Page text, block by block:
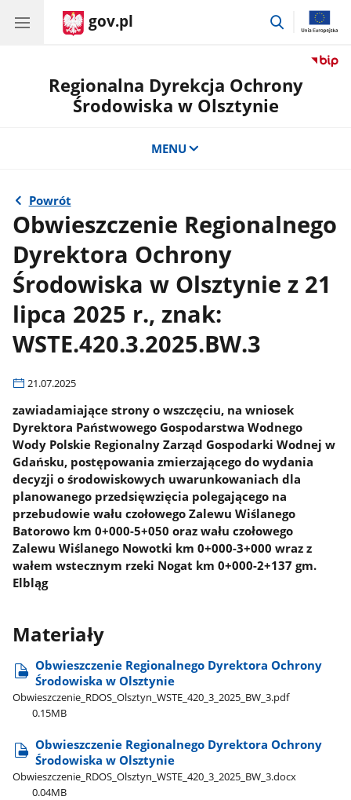
gov.pl
przejdź
Regionalna Dyrekcja Ochrony
Środowiska w Olsztynie
MENU
Powrót
Obwieszczenie Regionalnego
Dyrektora Ochrony
Środowiska w Olsztynie z 21
lipca 2025 r., znak:
WSTE.420.3.2025.BW.3
21.07.2025
zawiadamiające strony o wszczęciu, na wniosek
Dyrektora Państwowego Gospodarstwa Wodnego
Wody Polskie Regionalny Zarząd Gospodarki Wodnej w
Gdańsku, postępowania zmierzającego do wydania
decyzji o środowiskowych uwarunkowaniach dla
planowanego przedsięwzięcia polegającego na
przebudowie wału czołowego Zalewu Wiślanego
Batorowo km 0+000-5+050 oraz wału czołowego
Zalewu Wiślanego Nowotki km 0+000-3+000 wraz z
wałem wstecznym rzeki Nogat km 0+000-2+137 gm.
Elbląg
Materiały
Obwieszczenie Regionalnego Dyrektora Ochrony
Środowiska w Olsztynie
Obwieszczenie​_RDOS​_Olsztyn​_WSTE​_420​_3​_2025​_BW​_3.pdf
0.15MB
Obwieszczenie Regionalnego Dyrektora Ochrony
Środowiska w Olsztynie
Obwieszczenie​_RDOS​_Olsztyn​_WSTE​_420​_3​_2025​_BW​_3.docx
0.04MB